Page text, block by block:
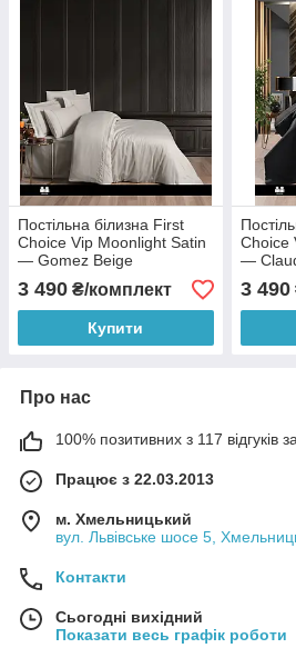
Постільна білизна First
Choice Vip Moonlight Satin
— Gomez Beige
3 490 ₴/комплект
Купити
Choice
—
3 490
Про нас
100% позитивних з 117 відгуків
Працює з 22.03.2013
м. Хмельницький
вул. Львівське шосе 5,
Контакти
Сьогодні вихідний
Показати весь графік роботи